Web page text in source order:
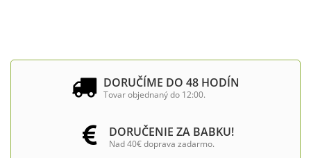
DORUČÍME DO 48 HODÍN
Tovar objednaný do 12:00.
DORUČENIE ZA BABKU!
Nad 40€ doprava zadarmo.